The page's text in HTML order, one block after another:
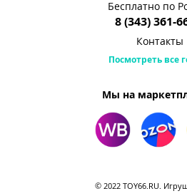
Бесплатно по
8 (343) 361-
Контакты
Посмотреть все
Мы на
© 2022 TOY66.RU.